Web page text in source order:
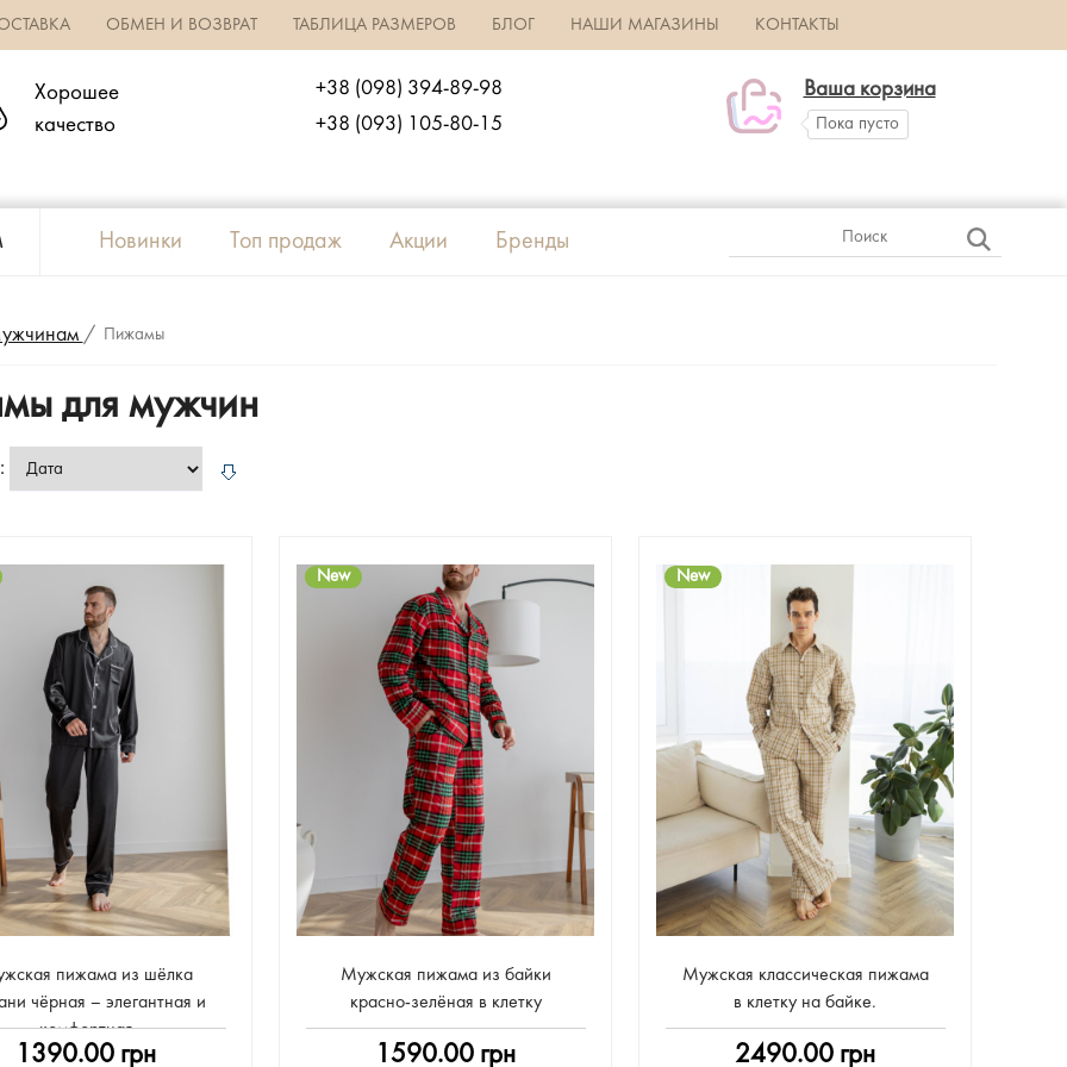
ОБМЕН И ВОЗВРАТ ТАБЛИЦА РАЗМЕРОВ БЛОГ НАШИ МАГАЗИНЫ КОНТАКТЫ
Хорошее
качество
+38 (098) 394-89-98
+38 (093) 105-80-15
Ваша корзина
Пока пусто
Новинки Топ продаж Акции Бренды
/ Пижамы
для мужчин
пижама из шёлка
чёрная – элегантная и
комфортная
1390.00 грн
New
Мужская пижама из байки
красно-зелёная в клетку
1590.00 грн
New
Мужская классическая пижама
в клетку на байке.
2490.00 грн